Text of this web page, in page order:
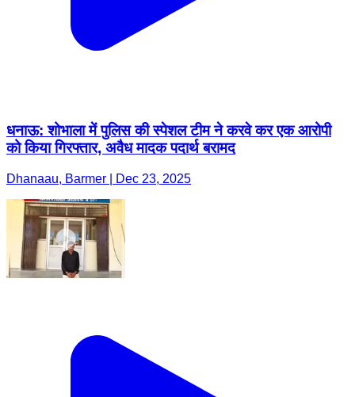
धनाऊ: शोभाला में पुलिस की स्पेशल टीम ने करवे कर एक आरोपी
को किया गिरफ्तार, अवैध मादक पदार्थ बरामद
Dhanaau, Barmer | Dec 23, 2025